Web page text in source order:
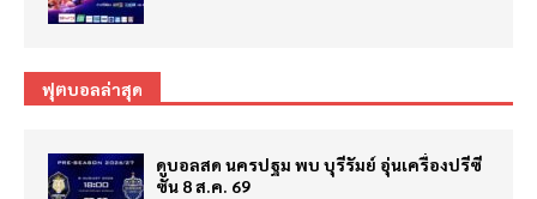
ฟุตบอลล่าสุด
ดูบอลสด นครปฐม พบ บุรีรัมย์ อุ่นเครื่องปรีซี
ซั่น 8 ส.ค. 69